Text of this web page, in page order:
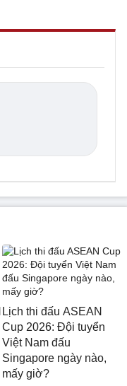
Lịch thi đấu ASEAN
Cup 2026: Đội tuyển
Việt Nam đấu
Singapore ngày nào,
mấy giờ?